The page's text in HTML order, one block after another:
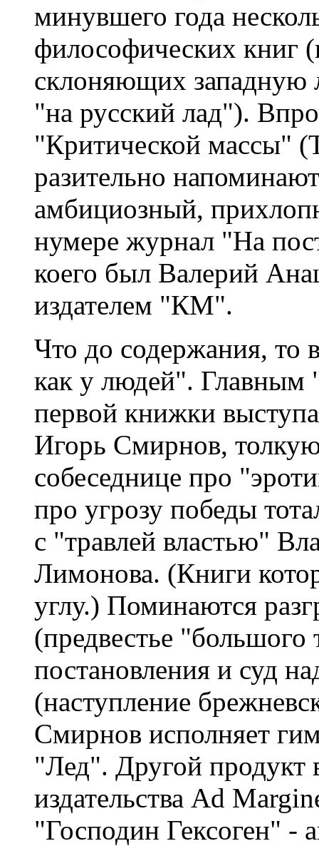
минувшего года
философических книг
склоняющих западную
"на русский лад").
"Критической массы"
разительно
амбициозный,
нумере журнал "На
коего был Валерий
издателем "КМ".
Что до содержания, то
как у людей". Главным
первой книжки
Игорь Смирнов,
собеседнице про
про угрозу победы
с "травлей властью"
Лимонова. (Книги
углу.) Поминаются
(предвестье
постановления и суд
(наступление
Смирнов исполняет
"Лед". Другой продукт
издательства Ad
"Господин Гексоген" -